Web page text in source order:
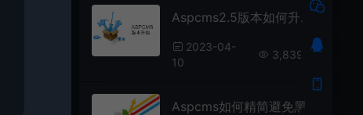
Aspcms2.5版本如何升级到2.7以上版本？
2023-04-
10
3,839